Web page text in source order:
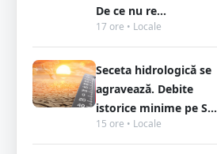
De ce nu re...
17 ore • Locale
Seceta hidrologică se
agravează. Debite
istorice minime pe S...
15 ore • Locale